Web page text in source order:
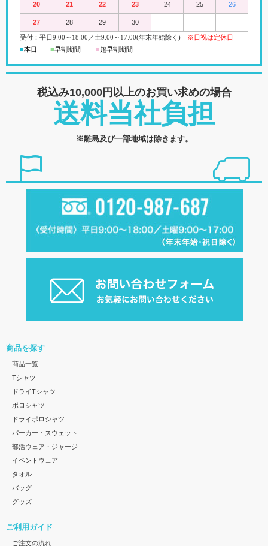
20 21 22 23 24 25 26
27 28 29 30
受付：平日9:00 ～18:00 ／ 土9:00 ～ 17:00(年末年始除く) ※日祝は定休日
■本日 ■早割期間 ■超早割期間
税込み10,000円以上のお買い求めの場合
送料当社負担
※離島及び一部地域は除きます。
商品を探す
商品一覧
Tシャツ
ドライTシャツ
ポロシャツ
ドライポロシャツ
パーカー・スウェット
部活ウェア・ジャージ
イベントウェア
タオル
バッグ
グッズ
ご利用ガイド
ご注文の流れ